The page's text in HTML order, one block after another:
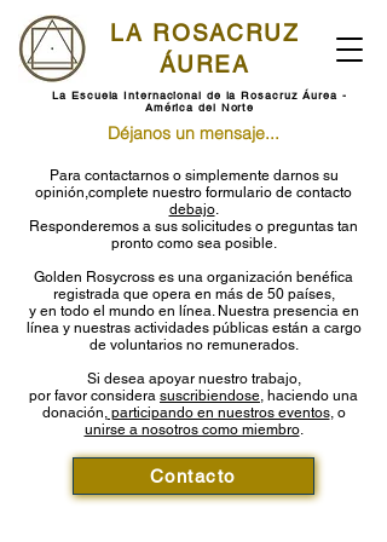
LA ROSACRUZ
ÁUREA
La Escuela Internacional de la Rosacruz Áurea -
América del Norte
Déjanos un mensaje...
Para contactarnos o simplemente darnos su
opinión,complete nuestro formulario de contacto
debajo.
Responderemos a sus solicitudes o preguntas tan
pronto como sea posible.
Golden Rosycross es una organización benéfica
registrada que opera en más de 50 países,
y en todo el mundo en línea. Nuestra presencia en
línea y nuestras actividades públicas están a cargo
de voluntarios no remunerados.
Si desea apoyar nuestro trabajo,
por favor considera suscribiendose, haciendo una
donación,participando en nuestros eventos, o
unirse a nosotros como miembro.
Contacto